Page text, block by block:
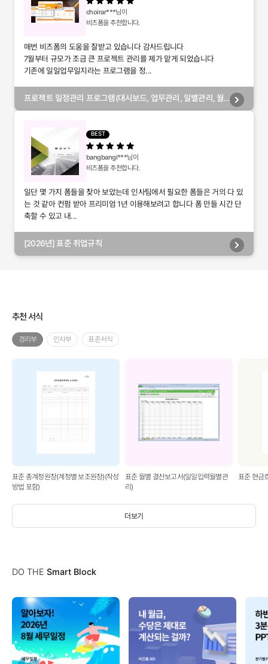
choirar***님이
비즈폼을 추천합니다.
매번 비즈폼의 도움을 잘받고 있습니다 감사드립니다
7월부터 규모가 조금 큰 프로젝트 관리를 제가 맡게 되었습니다
기존에 일일업무일지라는 프로그램을 정...
프로젝트 일정관리 프로그램(대시보드, 업무관리, 일별관리, 월
BEST
bangbangi***님이
비즈폼을 추천합니다.
일단 몇 가지 폼들을 찾아 보았는데 인사팀에서 필요한 폼들은 거의 다 있
는 것 같아 컨펌 받아 프리미엄 1년 이용해보려고 합니다 폼 만들 시간 단
축할 수 있고 내...
[2026년] 표준 취업규칙
추천 서식
더보기
경리부 인사부 표준서식
표준 총계정원장(계정별 보조원장)(작성
방법 포함)
표준 월별 결산보고서(일일입력월별관
리)
표준 현금
DO THE Smart Block